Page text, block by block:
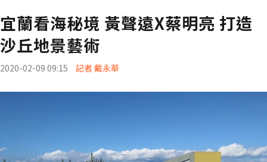
宜蘭看海秘境 黃聲遠X蔡明亮 打造
沙丘地景藝術
2020-02-09 09:15 記者 戴永華